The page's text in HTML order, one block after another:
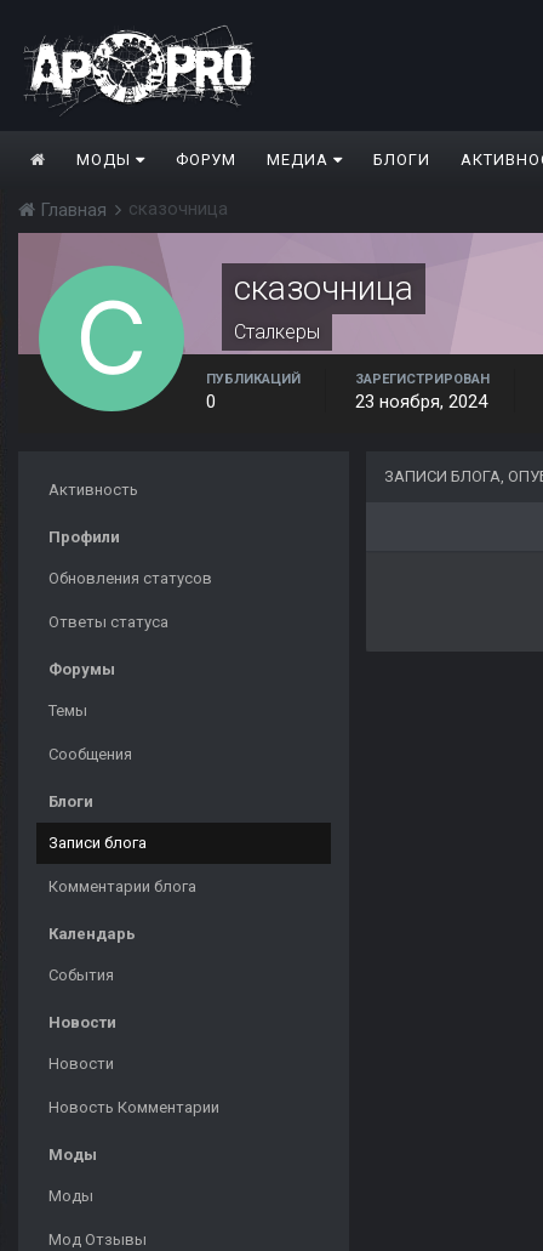
МОДЫ ФОРУМ МЕДИА БЛОГИ
Главная сказочница
сказочница
Сталкеры
ПУБЛИКАЦИЙ
0
ЗАРЕГИСТРИРОВАН
23 ноября, 2024
Активность
Профили
Обновления статусов
Ответы статуса
Форумы
Темы
Сообщения
Блоги
Записи блога
Комментарии блога
Календарь
События
Новости
Новости
Новость Комментарии
Моды
Моды
Мод Отзывы
ЗАПИСИ БЛОГА,